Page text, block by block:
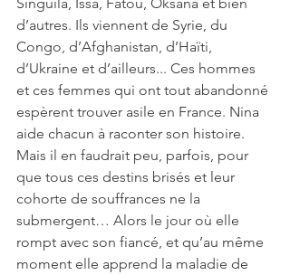
d’autres. Ils viennent de Syrie, du
Congo, d’Afghanistan, d’Haïti,
d’Ukraine et d’ailleurs... Ces hommes
et ces femmes qui ont tout abandonné
espèrent trouver asile en France. Nina
aide chacun à raconter son histoire.
Mais il en faudrait peu, parfois, pour
que tous ces destins brisés et leur
cohorte de souffrances ne la
submergent… Alors le jour où elle
rompt avec son fiancé, et qu’au même
moment elle apprend la maladie de